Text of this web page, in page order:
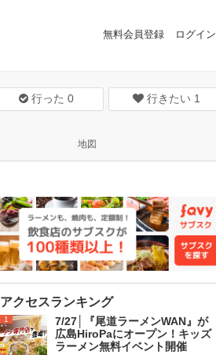
無料会員登録 ログイン
行った 0 行きたい 1
地図
アクセスランキング
1
7/27│『尾道ラーメンWAN』が
広島HiroPaにオープン！キッズ
ラーメン無料イベント開催